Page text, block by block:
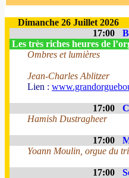
Dimanche 26 Juillet 2026
17:00
Les très riches heures de
Ombres et lumières
Jean-Charles Ablitzer
Lien :
17:00
Hamish Dustragheer
17:00
Yoann Moulin, orgue du
17:00